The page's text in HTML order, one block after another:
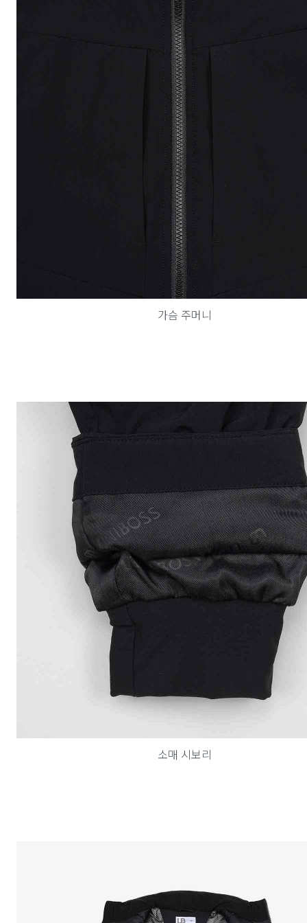
가슴 주머니
소매 시보리